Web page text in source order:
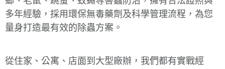
多年經驗，採用環保無毒藥劑及科學管理流程，為您
量身打造最有效的除蟲方案。
從住家、公寓、店面到大型廠辦，我們都有實戰經